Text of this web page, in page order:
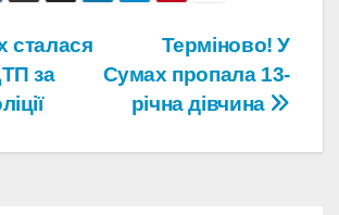
Терміново! У
Сумах пропала 13-
річна дівчина
сталася
за